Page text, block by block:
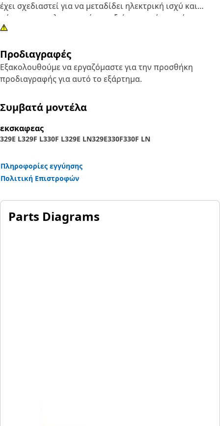
έχει σχεδιαστεί για να μεταδίδει ηλεκτρική ισχύ και
σήματα αποτελεσματικά και αξιόπιστα μέσα σε ένα
σύστημα. Παρέχει ένα ασφαλές μέσο σύνδεσης
σύνδεση και διανομή ισχύος.
Χαρακτηριστικά:
υγρασίας και μειώστε τον κίνδυνο βραχυκύκλωσης
• Εφοδιασμένο με πλεκτό περίβλημα μειώνει τη φθορά
και τη φθορά της μόνωσης
ασφαλή διαδρομή των καλωδίων και των καλωδίων που
είναι συνδεδεμένα στα εξαρτήματα της μπούμας.
Προδιαγραφές
Εξακολουθούμε να εργαζόμαστε για την προσθήκη
προδιαγραφής για αυτό το εξάρτημα.
Συμβατά μοντέλα
εκσκαφεας
329E L329F L330F L329E LN329E330F330F LN
Πληροφορίες εγγύησης
Πολιτική Επιστροφών
Parts Diagrams